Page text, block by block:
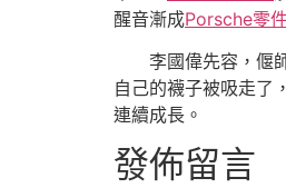
醒音漸成Porsche零
李國偉先容，偃
自己的襪子被吸走了
連續成長。
發佈留言